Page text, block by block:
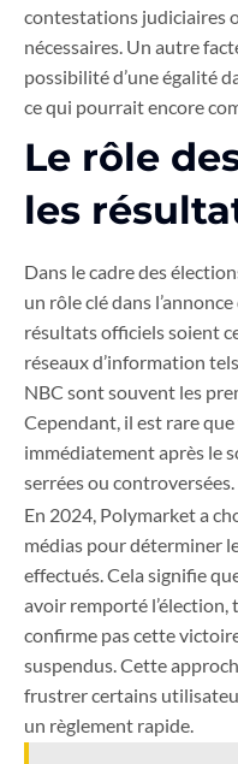
contestations judiciaires
nécessaires. Un autre
possibilité d’une égalité
ce qui pourrait encore
Le rôle
les
Dans le cadre des
un rôle clé dans
résultats officiels soient
réseaux d’information
NBC sont souvent les
Cependant, il est rare
immédiatement après le
serrées ou controversées.
En 2024, Polymarket a
médias pour déterminer
effectués. Cela signifie
avoir remporté l’élection,
confirme pas cette
suspendus. Cette
frustrer certains
un règlement rapide.